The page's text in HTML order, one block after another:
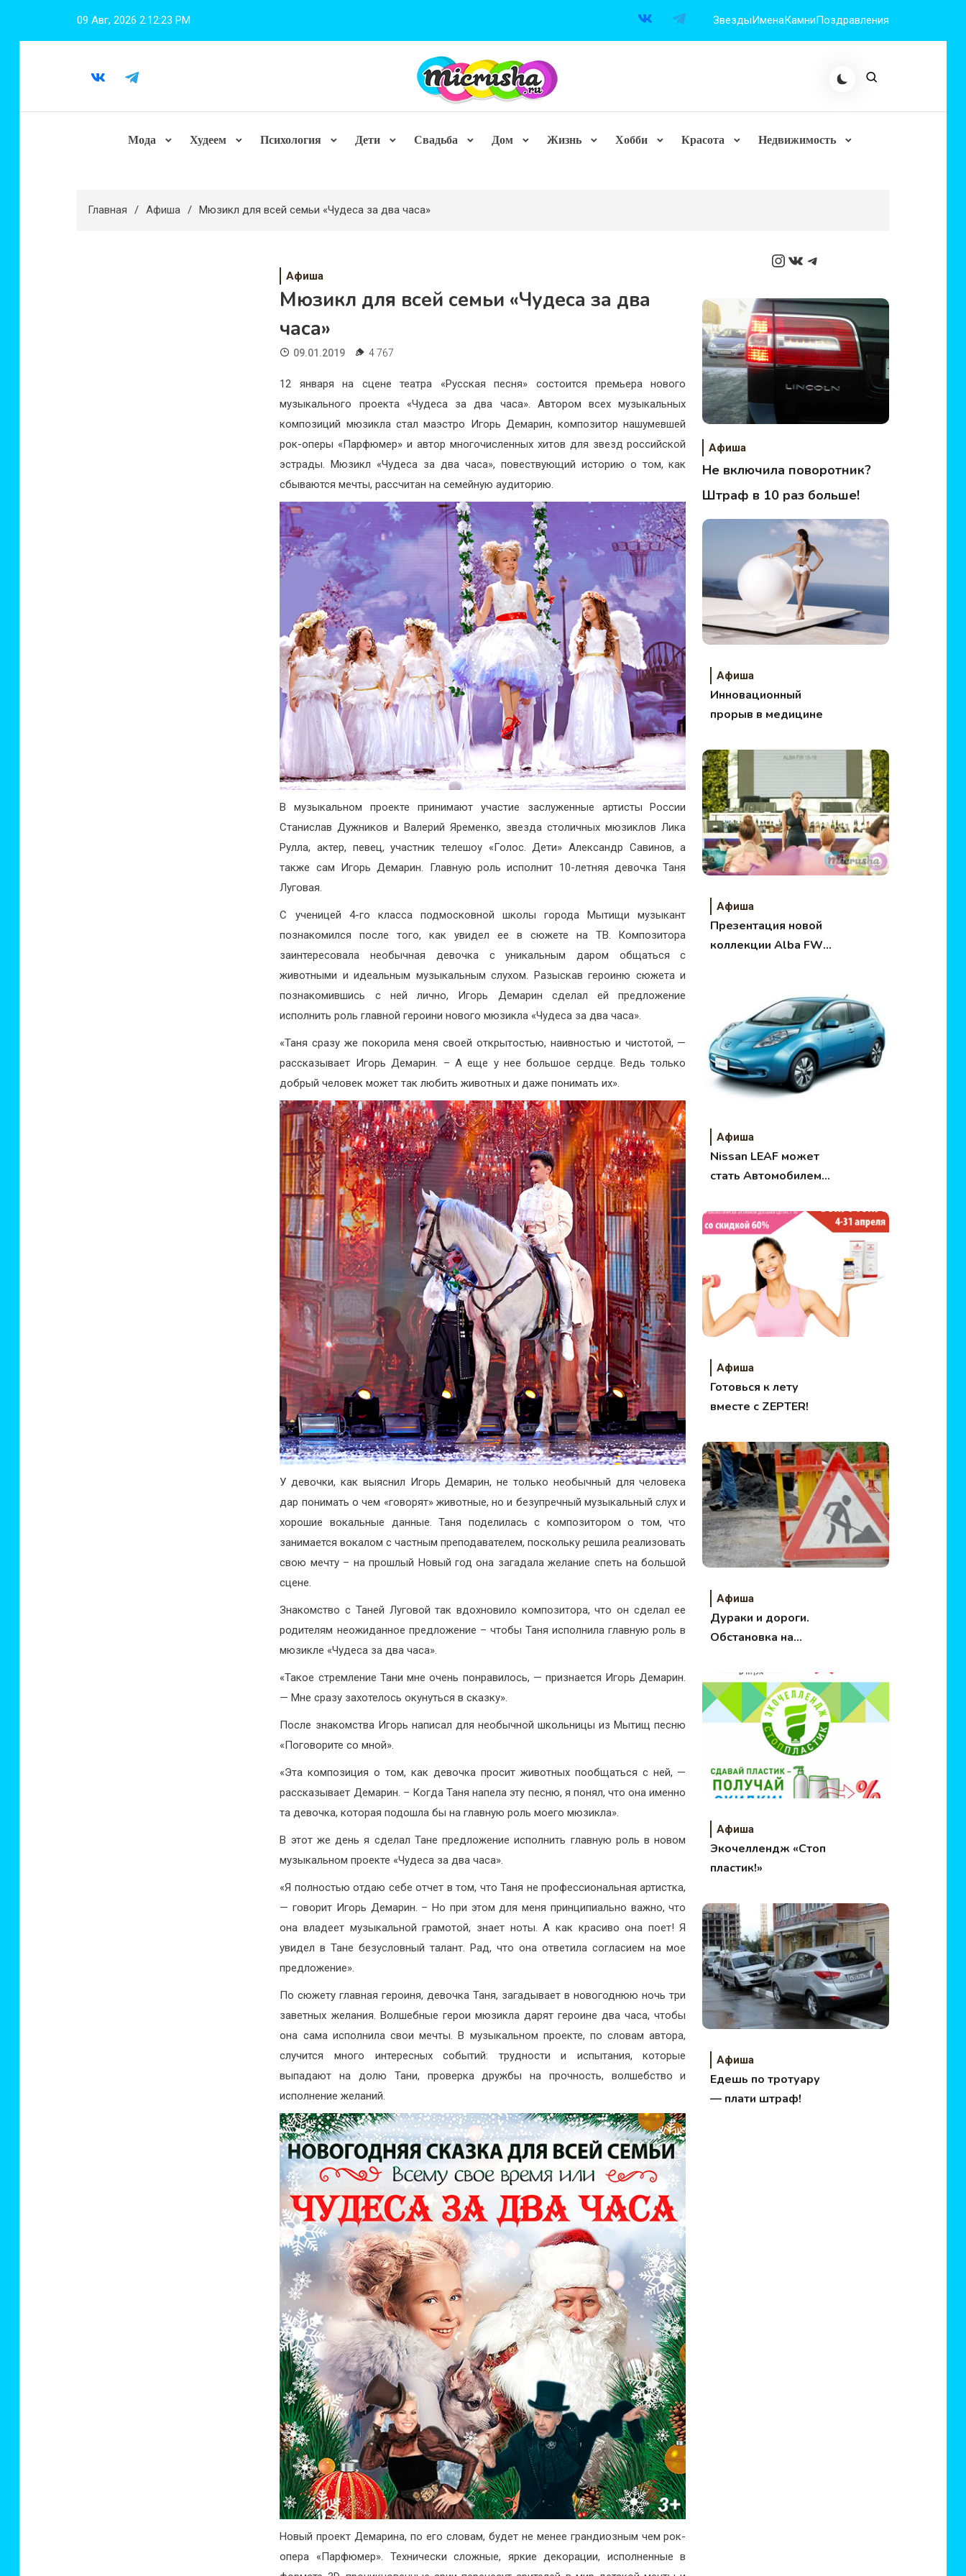
09 Авг, 2026 2:12:24 PM ЗвездыИменаКамниПоздравления
Мода Худеем Психология Дети Свадьба Дом Жизнь Хобби Красота Недвижимость
Главная Афиша Мюзикл для всей семьи «Чудеса за два часа»
Афиша
Мюзикл для всей семьи «Чудеса за два
часа»
09.01.2019 4 767
12 января на сцене театра «Русская песня» состоится премьера нового
музыкального проекта «Чудеса за два часа». Автором всех музыкальных
композиций мюзикла стал маэстро Игорь Демарин, композитор нашумевшей
рок-оперы «Парфюмер» и автор многочисленных хитов для звезд российской
эстрады. Мюзикл «Чудеса за два часа», повествующий историю о том, как
сбываются мечты, рассчитан на семейную аудиторию.
В музыкальном проекте принимают участие заслуженные артисты России
Станислав Дужников и Валерий Яременко, звезда столичных мюзиклов Лика
Рулла, актер, певец, участник телешоу «Голос. Дети» Александр Савинов, а
также сам Игорь Демарин. Главную роль исполнит 10-летняя девочка Таня
Луговая.
С ученицей 4-го класса подмосковной школы города Мытищи музыкант
познакомился после того, как увидел ее в сюжете на ТВ. Композитора
заинтересовала необычная девочка с уникальным даром общаться с
животными и идеальным музыкальным слухом. Разыскав героиню сюжета и
познакомившись с ней лично, Игорь Демарин сделал ей предложение
исполнить роль главной героини нового мюзикла «Чудеса за два часа».
«Таня сразу же покорила меня своей открытостью, наивностью и чистотой, —
рассказывает Игорь Демарин. – А еще у нее большое сердце. Ведь только
добрый человек может так любить животных и даже понимать их».
У девочки, как выяснил Игорь Демарин, не только необычный для человека
дар понимать о чем «говорят» животные, но и безупречный музыкальный слух и
хорошие вокальные данные. Таня поделилась с композитором о том, что
занимается вокалом с частным преподавателем, поскольку решила реализовать
свою мечту – на прошлый Новый год она загадала желание спеть на большой
сцене.
Знакомство с Таней Луговой так вдохновило композитора, что он сделал ее
родителям неожиданное предложение – чтобы Таня исполнила главную роль в
мюзикле «Чудеса за два часа».
«Такое стремление Тани мне очень понравилось, — признается Игорь Демарин.
— Мне сразу захотелось окунуться в сказку».
После знакомства Игорь написал для необычной школьницы из Мытищ песню
«Поговорите со мной».
«Эта композиция о том, как девочка просит животных пообщаться с ней, —
рассказывает Демарин. – Когда Таня напела эту песню, я понял, что она именно
та девочка, которая подошла бы на главную роль моего мюзикла».
В этот же день я сделал Тане предложение исполнить главную роль в новом
музыкальном проекте «Чудеса за два часа».
«Я полностью отдаю себе отчет в том, что Таня не профессиональная артистка,
— говорит Игорь Демарин. – Но при этом для меня принципиально важно, что
она владеет музыкальной грамотой, знает ноты. А как красиво она поет! Я
увидел в Тане безусловный талант. Рад, что она ответила согласием на мое
предложение».
По сюжету главная героиня, девочка Таня, загадывает в новогоднюю ночь три
заветных желания. Волшебные герои мюзикла дарят героине два часа, чтобы
она сама исполнила свои мечты. В музыкальном проекте, по словам автора,
случится много интересных событий: трудности и испытания, которые
выпадают на долю Тани, проверка дружбы на прочность, волшебство и
исполнение желаний.
Новый проект Демарина, по его словам, будет не менее грандиозным чем рок-
опера «Парфюмер». Технически сложные, яркие декорации, исполненные в
Instagram
ВКонтакте
Telegram
Афиша
Не включила поворотник?
Штраф в 10 раз больше!
Афиша
Инновационный
прорыв в медицине
Афиша
Презентация новой
коллекции Alba FW
Афиша
Nissan LEAF может
стать Автомобилем
Афиша
Готовься к лету
вместе с ZEPTER!
Афиша
Дураки и дороги.
Обстановка на
Афиша
Экочеллендж «Стоп
пластик!»
Афиша
Едешь по тротуару
— плати штраф!